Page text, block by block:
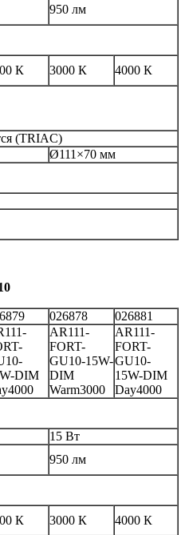
950 лм
К 3000 К
4000 К
(TRIAC)
Ø111×70 мм
026878 026881
DIM
AR111-
FORT-
GU10-15W-
DIM
Warm3000
AR111-
FORT-
GU10-
15W-DIM
Day4000
15 Вт
950 лм
К 3000 К
4000 К